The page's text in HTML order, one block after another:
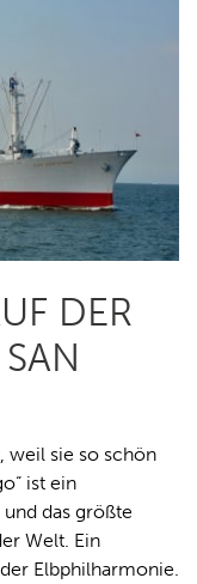
DER
weil sie so schön
ist ein
das größte
Welt. Ein
Elbphilharmonie.